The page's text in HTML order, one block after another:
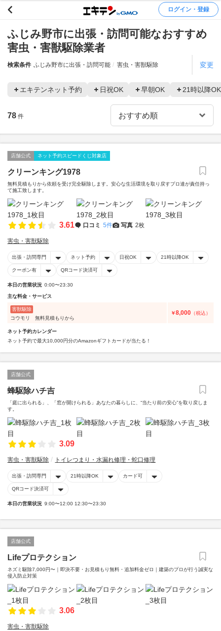
ログイン・登録
ふじみ野市に出張・訪問可能なおすすめ
害虫・害獣駆除業者
検索条件 ふじみ野市に出張・訪問可能 害虫・害獣駆除 変更
エキテンネット予約 日祝OK 早朝OK 21時以降OK
78 件
店舗公式 ネット予約スピードくじ対象店
クリーンキング1978
無料見積もりから依頼を受け完全駆除します。安心な生活環境を取り戻すプロ達が責任持っ
て施工致します。
3.61 口コミ 5件 写真 2枚
害虫・害獣駆除
出張・訪問専門 ネット予約 日祝OK 21時以降OK
クーポン有 QRコード決済可
本日の営業状況 0:00〜23:30
主な料金・サービス
害獣駆除
コウモリ 無料見積もりから
￥8,000 （税込）
ネット予約カレンダー
ネット予約で最大10,000円分のAmazonギフトカードが当たる！
店舗公式
蜂駆除ハチ吉
「庭に出られる」、「窓が開けられる」あなたの暮らしに、“当たり前の安心”を取り戻しま
す。
3.09
害虫・害獣駆除 トイレつまり・水漏れ修理・蛇口修理
出張・訪問専門 21時以降OK カード可
QRコード決済可
本日の営業状況 9:00〜12:00 12:30〜23:30
店舗公式
Lifeプロテクション
ネズミ駆除7,000円〜｜即決不要・お見積もり無料・追加料金ゼロ｜建築のプロが行う誠実な
侵入防止対策
3.06
害虫・害獣駆除